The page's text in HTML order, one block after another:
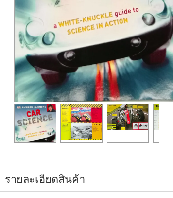
รายละเอียดสินค้า